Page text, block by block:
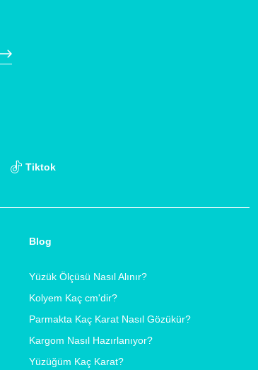
Tiktok
Blog
Yüzük Ölçüsü Nasıl Alınır?
Kolyem Kaç cm'dir?
Parmakta Kaç Karat Nasıl Gözükür?
Kargom Nasıl Hazırlanıyor?
Yüzüğüm Kaç Karat?